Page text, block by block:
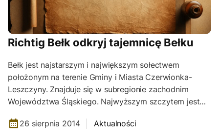
Richtig Bełk odkryj tajemnicę Bełku
Bełk jest najstarszym i największym sołectwem
położonym na terenie Gminy i Miasta Czerwionka-
Leszczyny. Znajduje się w subregionie zachodnim
Województwa Śląskiego. Najwyższym szczytem jest…
26 sierpnia 2014 Aktualności